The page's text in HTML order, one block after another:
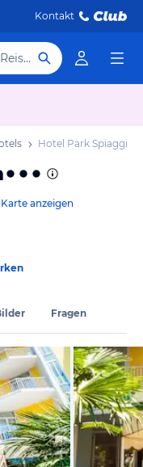
Kontakt
Hotel, Reiseziel
Hotel Park Spiaggia
anzeigen
Fragen